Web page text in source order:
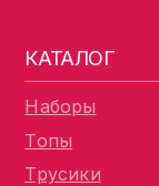
КАТАЛОГ
Топы
Трусики
Наборы